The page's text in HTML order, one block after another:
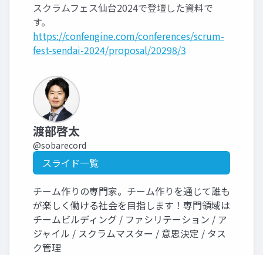
スクラムフェス仙台2024で登壇した資料で
す。
https://confengine.com/conferences/scrum-
fest-sendai-2024/proposal/20298/3
渡部啓太
@sobarecord
スライド一覧
チーム作りの専門家。チーム作りを通じて誰も
が楽しく働ける社会を目指します！専門領域は
チームビルディング / ファシリテーション / ア
ジャイル / スクラムマスター / 意思決定 / タス
ク管理